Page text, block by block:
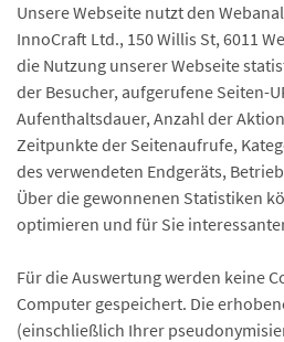
Unsere Webseite nutzt den
InnoCraft Ltd., 150 Willis St, 6011
die Nutzung unserer Webseite
der Besucher, aufgerufene Seiten-
Aufenthaltsdauer, Anzahl der
Zeitpunkte der Seitenaufrufe,
des verwendeten Endgeräts,
Über die gewonnenen Statistiken
optimieren und für Sie
Für die Auswertung werden keine
Computer gespeichert. Die
(einschließlich Ihrer